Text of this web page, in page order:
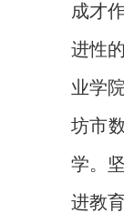
成才
进性
业学
坊市
学。
进教